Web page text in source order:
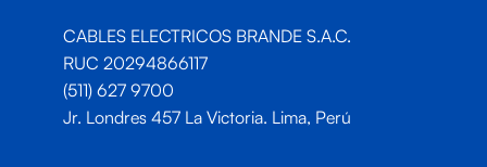
CABLES ELECTRICOS BRANDE S.A.C.
RUC 20294866117
(511) 627 9700
Jr. Londres 457 La Victoria. Lima, Perú